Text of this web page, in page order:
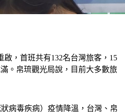
，首班共有132名台灣旅客，15
。帛琉觀光局說，目前大多數旅